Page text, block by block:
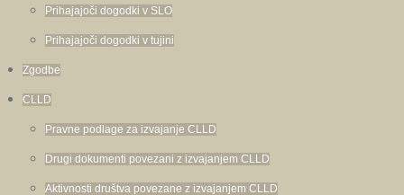
Prihajajoči dogodki v SLO
Prihajajoči dogodki v tujini
Zgodbe
CLLD
Pravne podlage za izvajanje CLLD
Drugi dokumenti povezani z izvajanjem CLLD
Aktivnosti društva povezane z izvajanjem CLLD